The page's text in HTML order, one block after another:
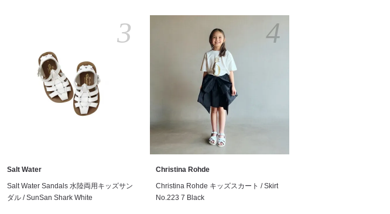
Salt Water
Salt Water Sandals 水陸両用キッズサン
ダル / SunSan Shark White
3
Christina Rohde
Christina Rohde キッズスカート / Skirt
No.223 7 Black
4